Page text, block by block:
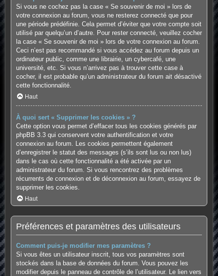
Si vous ne cochez pas la case « Se souvenir de moi » lors de
votre connexion au forum, vous ne resterez connecté que pour
une période prédéfinie. Cela permet d’éviter que votre compte soit
utilisé par quelqu’un d’autre. Pour rester connecté, veuillez cocher
la case « Se souvenir de moi » lors de votre connexion au forum.
Ceci n’est pas recommandé si vous accédez au forum depuis un
ordinateur public, comme une librairie, un cybercafé, une
université, etc. Si vous n’arrivez pas à trouver cette case à
cocher, il est probable qu’un administrateur du forum ait désactivé
cette fonctionnalité.
Haut
À quoi sert « Supprimer les cookies » ?
Cette option vous permet d’effacer tous les cookies générés par
phpBB 3.3 qui conservent votre authentification et votre
connexion au forum. Les cookies permettent également
d’enregistrer le statut des messages (s’ils sont lus ou non lus)
dans le cas où cette fonctionnalité a été activée par un
administrateur du forum. Si vous rencontrez des problèmes
récurrents de connexion et de déconnexion au forum, essayez de
supprimer les cookies.
Haut
Préférences et paramètres des utilisateurs
Comment puis-je modifier mes paramètres ?
Si vous êtes un utilisateur inscrit, tous vos paramètres sont
stockés dans la base de données du forum. Vous pouvez les
modifier depuis le panneau de contrôle de l’utilisateur. Le lien vers